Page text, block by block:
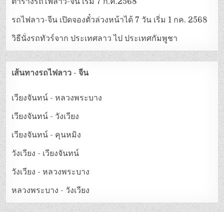
รถไฟลาว-จีน เปิดจองตั๋วล่วงหน้าได้ 7 วัน เริ่ม 1 กค. 2568
วิธีนั่งรถทัวร์จาก ประเทศลาว ไป ประเทศกัมพูชา
เส้นทางรถไฟลาว - จีน
เวียงจันทน์ - หลวงพระบาง
เวียงจันทน์ - วังเวียง
เวียงจันทน์ - คุนหมิง
วังเวียง - เวียงจันทน์
วังเวียง - หลวงพระบาง
หลวงพระบาง - วังเวียง